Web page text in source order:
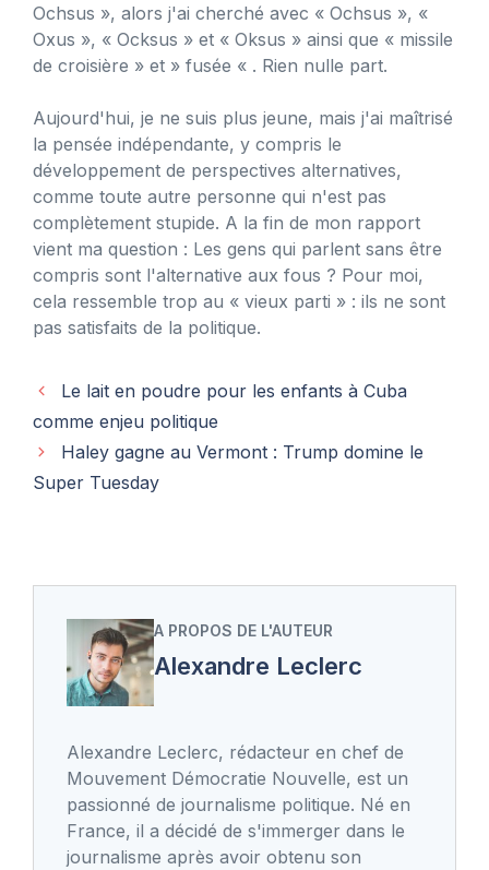
Ochsus », alors j'ai cherché avec « Ochsus », «
Oxus », « Ocksus » et « Oksus » ainsi que « missile
de croisière » et » fusée « . Rien nulle part.
Aujourd'hui, je ne suis plus jeune, mais j'ai maîtrisé
la pensée indépendante, y compris le
développement de perspectives alternatives,
comme toute autre personne qui n'est pas
complètement stupide. A la fin de mon rapport
vient ma question : Les gens qui parlent sans être
compris sont l'alternative aux fous ? Pour moi,
cela ressemble trop au « vieux parti » : ils ne sont
pas satisfaits de la politique.
Le lait en poudre pour les enfants à Cuba
comme enjeu politique
Haley gagne au Vermont : Trump domine le
Super Tuesday
A PROPOS DE L'AUTEUR
Alexandre Leclerc
Alexandre Leclerc, rédacteur en chef de
Mouvement Démocratie Nouvelle, est un
passionné de journalisme politique. Né en
France, il a décidé de s'immerger dans le
journalisme après avoir obtenu son